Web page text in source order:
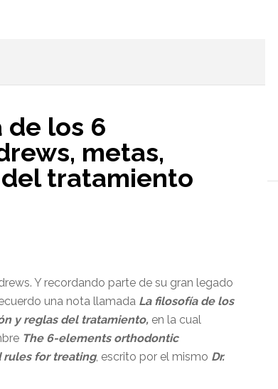
de los 6
metas,
tratamiento
Y recordando parte de su gran legado
una nota llamada La filosofía de los
y reglas del tratamiento, en la cual
The 6-elements orthodontic
rules for treating, escrito por el mismo Dr.